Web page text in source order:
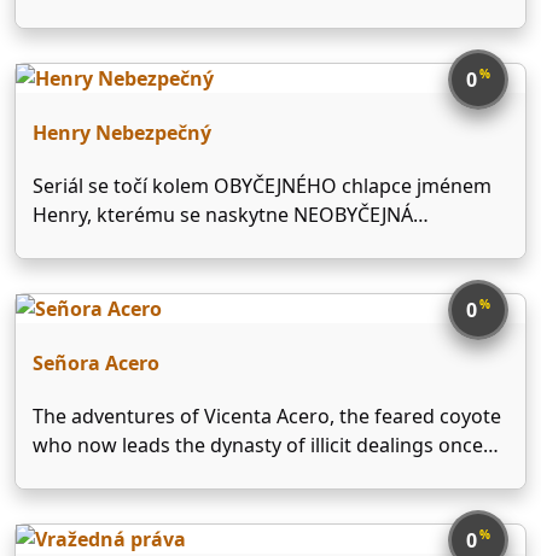
byla jeho cesta od mladého detektiva po vrchního
komisaře? Jak dokázal lavírovat v bahně korupce,
0%
Henry Nebezpečný
Seriál se točí kolem OBYČEJNÉHO chlapce jménem
Henry, kterému se naskytne NEOBYČEJNÁ
co na internetu odpoví na nabídku brigády v
obchodě zvaném “Veteš a spol.” Po náročném 0%
Señora Acero
The adventures of Vicenta Acero, the feared coyote
who now leads the dynasty of illicit dealings once
0%